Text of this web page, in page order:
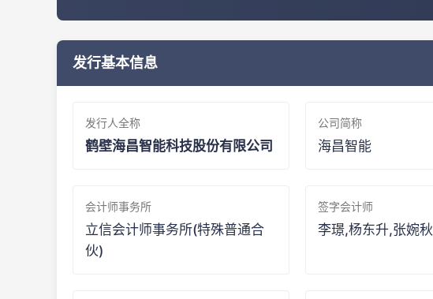
发行基本信息
发行人全称
鹤壁海昌智能科技股份有限公司
公司简称
海昌智能
会计师事务所
立信会计师事务所(特殊普通合
伙)
签字会计师
李璟,杨东升,张婉秋